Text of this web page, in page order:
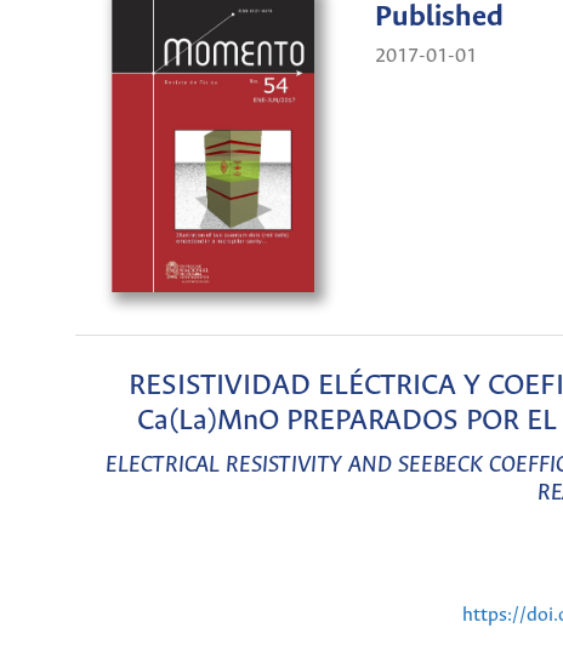
Published
2017-01-01
RESISTIVIDAD ELÉCTRICA Y
Ca(La)MnO PREPARADOS POR
ELECTRICAL RESISTIVITY AND SEEBECK
https://